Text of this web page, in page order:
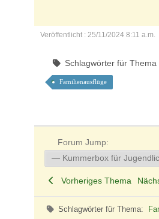
Veröffentlicht : 25/11/2024 8:11 a.m.
Schlagwörter für Thema
Familienausflüge
Forum Jump:
Vorheriges Thema
Schlagwörter für Thema: